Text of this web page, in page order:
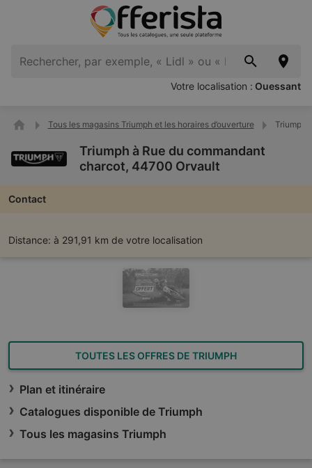
Votre localisation : Ouessant
Tous les magasins Triumph et les horaires d’ouverture Triumph
Triumph à Rue du commandant
charcot, 44700 Orvault
Contact
Distance: à 291,91 km de votre localisation
TOUTES LES OFFRES DE TRIUMPH
Plan et itinéraire
Catalogues disponible de Triumph
Tous les magasins Triumph